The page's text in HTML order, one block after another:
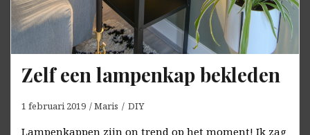
Zelf een lampenkap bekleden
1 februari 2019 Maris DIY
Lampenkappen zijn on trend op het moment! Ik zag